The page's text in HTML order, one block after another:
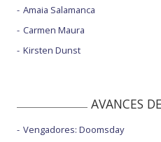
Amaia Salamanca
Carmen Maura
Kirsten Dunst
AVANCES
Vengadores: Doomsday